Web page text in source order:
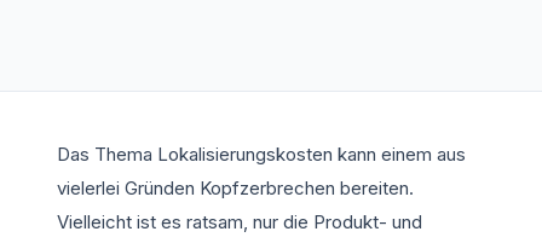
Das Thema Lokalisierungskosten kann einem aus
vielerlei Gründen Kopfzerbrechen bereiten.
Vielleicht ist es ratsam, nur die Produkt- und